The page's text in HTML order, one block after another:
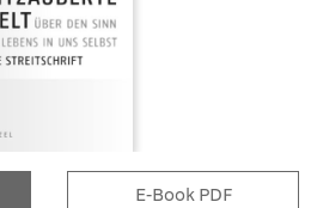
E-Book PDF